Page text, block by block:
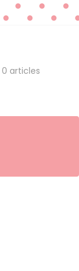
0 articles